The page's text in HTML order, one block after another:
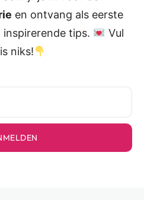
en ontvang als eerste
inspirerende tips.
Vul
niks!